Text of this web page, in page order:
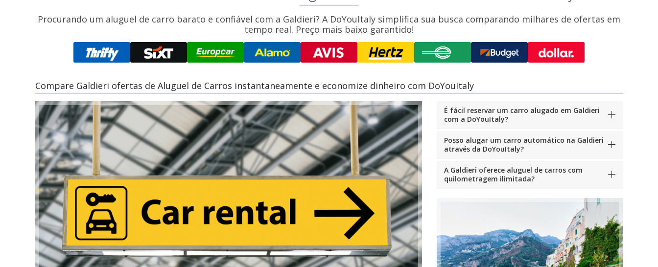
Procurando um aluguel de carro barato e confiável com a Galdieri? A DoYouItaly simplifica sua busca comparando milhares de ofertas em
tempo real. Preço mais baixo garantido!
Compare Galdieri ofertas de Aluguel de Carros instantaneamente e economize dinheiro com DoYouItaly
É fácil reservar um carro alugado em Galdieri
com a DoYouItaly?
Posso alugar um carro automático na Galdieri
através da DoYouItaly?
A Galdieri oferece aluguel de carros com
quilometragem ilimitada?